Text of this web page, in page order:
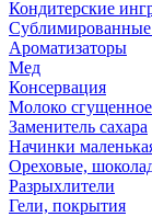
Кондитерские
Ароматизаторы
Мед
Консервация
Молоко сгущенное
Заменитель сахара
Начинки
Ореховые,
Разрыхлители
Гели, покрытия